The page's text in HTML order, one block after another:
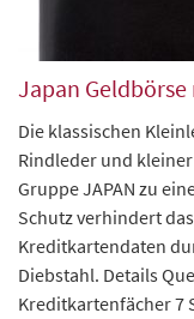
Japan Geldbörse
Die klassischen
Rindleder und
Gruppe JAPAN zu
Schutz verhindert
Kreditkartendaten
Diebstahl. Details
Kreditkartenfächer 7